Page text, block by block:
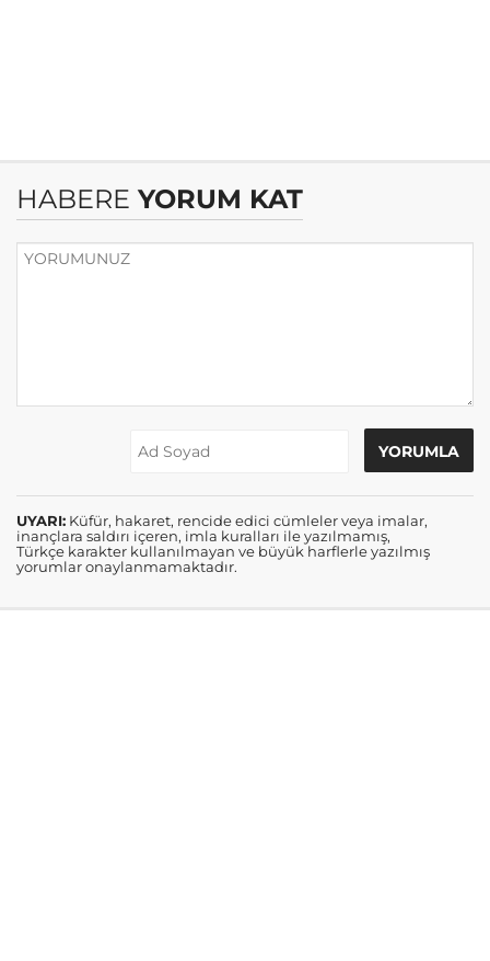
HABERE YORUM KAT
UYARI: Küfür, hakaret, rencide edici cümleler veya imalar,
inançlara saldırı içeren, imla kuralları ile yazılmamış,
Türkçe karakter kullanılmayan ve büyük harflerle yazılmış
yorumlar onaylanmamaktadır.